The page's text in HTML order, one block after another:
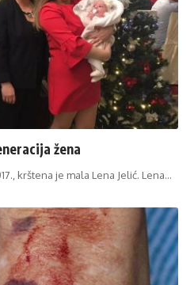
žena
krštena je mala Lena Jelić. Lena…